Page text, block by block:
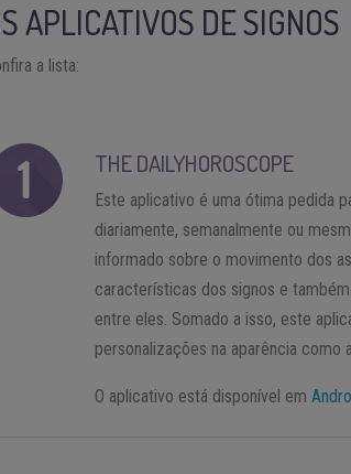
APLICATIVOS DE SIGNOS
a lista:
THE DAILYHOROSCOPE
Este aplicativo é uma ótima pedida
diariamente, semanalmente ou
informado sobre o movimento dos
características dos signos e
entre eles. Somado a isso, este
personalizações na aparência
O aplicativo está disponível em